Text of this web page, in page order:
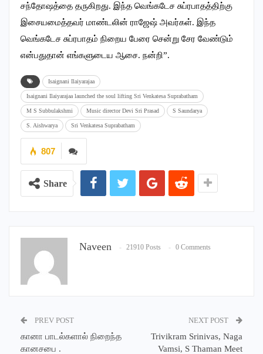
சந்தோஷத்தை தருகிறது. இந்த வெங்கடேச சுப்ரபாதத்திற்கு
இசையமைத்தவர் மாண்டலின் ராஜேஷ் அவர்கள். இந்த
வெங்கடேச சுப்ரபாதம் நிறைய பேரை சென்று சேர வேண்டும்
என்பதுதான் எங்களுடைய ஆசை. நன்றி”.
Isaignani Ilaiyarajaa
Isaignani Ilaiyarajaa launched the soul lifting Sri Venkatesa Suprabatham
M S Subbulakshmi Music director Devi Sri Prasad S Saundarya
S. Aishwarya Sri Venkatesa Suprabatham
807
Share
Naveen 21910 Posts 0 Comments
PREV POST
கானா பாடல்களால் நிறைந்த
கானசபை .
NEXT POST
Trivikram Srinivas, Naga
Vamsi, S Thaman Meet